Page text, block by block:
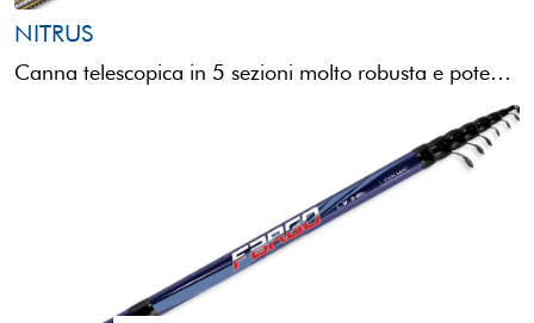
NITRUS
Canna telescopica in 5 sezioni molto robusta e potente, come tutte le altre di questa categoria.Un attrezzo ...